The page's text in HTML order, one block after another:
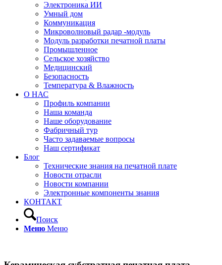
Электроника ИИ
Умный дом
Коммуникация
Микроволновый радар -модуль
Модуль разработки печатной платы
Промышленное
Сельское хозяйство
Медицинский
Безопасность
Температура & Влажность
О НАС
Профиль компании
Наша команда
Наше оборудование
Фабричный тур
Часто задаваемые вопросы
Наш сертификат
Блог
Технические знания на печатной плате
Новости отрасли
Новости компании
Электронные компоненты знания
КОНТАКТ
Поиск
Меню Меню